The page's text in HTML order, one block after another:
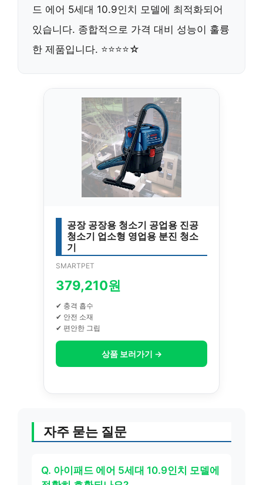
드 에어 5세대 10.9인치 모델에 최적화되어
있습니다. 종합적으로 가격 대비 성능이 훌륭
한 제품입니다. ⭐⭐⭐⭐☆
공장 공장용 청소기 공업용 진공
청소기 업소형 영업용 분진 청소
기
SMARTPET
379,210원
✔ 충격 흡수
✔ 안전 소재
✔ 편안한 그립
상품 보러가기 →
자주 묻는 질문
Q. 아이패드 에어 5세대 10.9인치 모델에